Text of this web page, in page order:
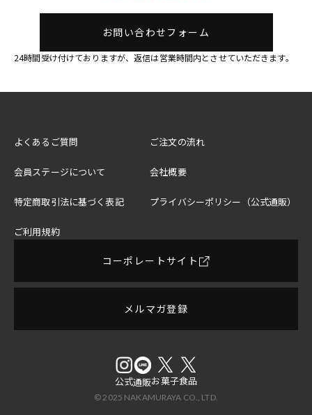
お問い合わせフォーム
24時間受け付けておりますが、返信は営業時間内とさせていただきます。
よくあるご質問 ご注文の流れ
会員ステージについて 会社概要
特定商取引法に基づく表記 プライバシーポリシー（公式通販）
ご利用規約
コーポレートサイト
メルマガ登録
公式通販お菓子食品
© 2025 NAKAMURAYA CO., LTD.